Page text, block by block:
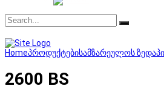
Homeპროდუქტებისამზარეულოს
2600 BS